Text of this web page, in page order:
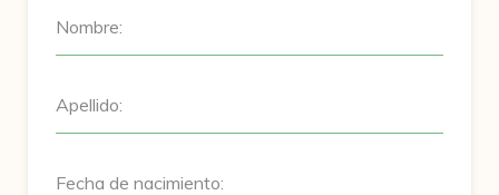
Nombre:
Apellido:
Fecha de nacimiento: